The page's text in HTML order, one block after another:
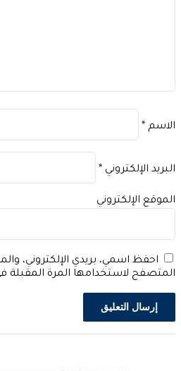
*
الإلكتروني*
الإلكتروني
احفظ اسمي، بريدي الإلكتروني،
لاستخدامها المرة المقبلة في